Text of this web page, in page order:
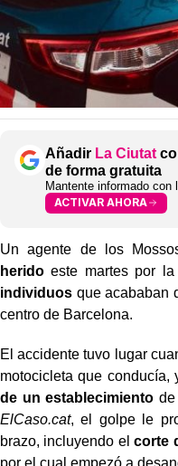
Añadir La Ciutat
de forma gratuita
Mantente informado
ACTIVAR AHORA
Un agente de los
herido este martes por
individuos que acababan
centro de Barcelona.
El accidente tuvo lugar
motocicleta que conducía,
de un establecimiento
ElCaso.cat, el golpe le
brazo, incluyendo elcorte
por el cual empezó a